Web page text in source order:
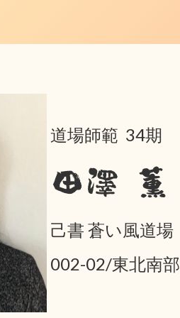
道場師範 34期
田澤 薫
己書 蒼い風道場
002-02/東北南部